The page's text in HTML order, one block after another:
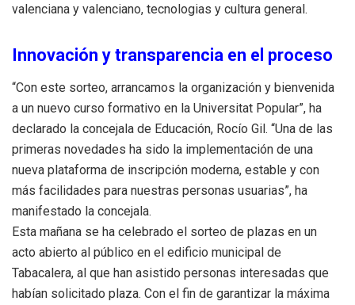
valenciana y valenciano, tecnologias y cultura general.
Innovación y transparencia en el proceso
“Con este sorteo, arrancamos la organización y bienvenida
a un nuevo curso formativo en la Universitat Popular”, ha
declarado la concejala de Educación, Rocío Gil. “Una de las
primeras novedades ha sido la implementación de una
nueva plataforma de inscripción moderna, estable y con
más facilidades para nuestras personas usuarias”, ha
manifestado la concejala.
Esta mañana se ha celebrado el sorteo de plazas en un
acto abierto al público en el edificio municipal de
Tabacalera, al que han asistido personas interesadas que
habían solicitado plaza. Con el fin de garantizar la máxima